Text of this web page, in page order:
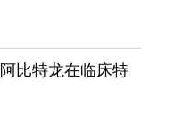
比特龙在临床特